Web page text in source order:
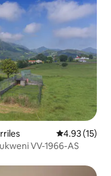
Ukadiriaji wa
4.93 (15)
VV-1966-AS